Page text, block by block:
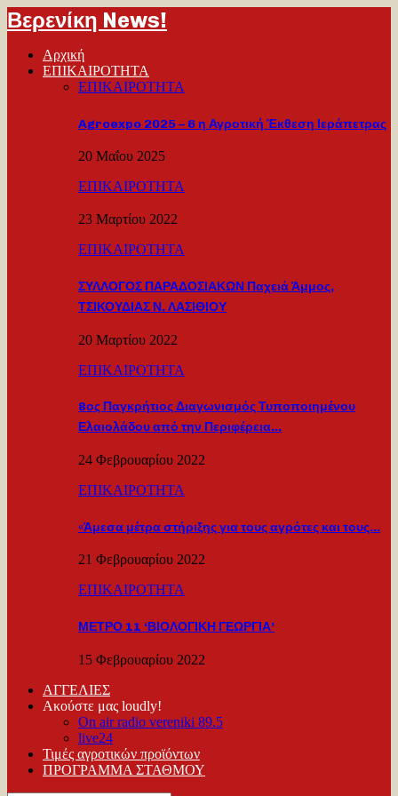
Βερενίκη News!
Αρχική
ΕΠΙΚΑΙΡΟΤΗΤΑ
ΕΠΙΚΑΙΡΟΤΗΤΑ
Agroexpo 2025 – 6 η Αγροτική Έκθεση Ιεράπετρας
20 Μαΐου 2025
ΕΠΙΚΑΙΡΟΤΗΤΑ
23 Μαρτίου 2022
ΕΠΙΚΑΙΡΟΤΗΤΑ
ΣΥΛΛΟΓΟΣ ΠΑΡΑΔΟΣΙΑΚΩΝ Παχειά Άμμος,
ΤΣΙΚΟΥΔΙΑΣ Ν. ΛΑΣΙΘΙΟΥ
20 Μαρτίου 2022
ΕΠΙΚΑΙΡΟΤΗΤΑ
8ος Παγκρήτιος Διαγωνισμός Τυποποιημένου
Ελαιολάδου από την Περιφέρεια…
24 Φεβρουαρίου 2022
ΕΠΙΚΑΙΡΟΤΗΤΑ
«Άμεσα μέτρα στήριξης για τους αγρότες και τους…
21 Φεβρουαρίου 2022
ΕΠΙΚΑΙΡΟΤΗΤΑ
ΜΕΤΡΟ 11 ‘ΒΙΟΛΟΓΙΚΗ ΓΕΩΡΓΙΑ’
15 Φεβρουαρίου 2022
ΑΓΓΕΛΙΕΣ
Ακούστε μας loudly!
On air radio vereniki 89.5
live24
Τιμές αγροτικών προϊόντων
ΠΡΟΓΡΑΜΜΑ ΣΤΑΘΜΟΥ